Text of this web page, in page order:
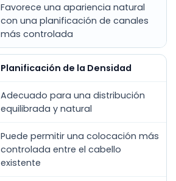
Favorece una apariencia natural
con una planificación de canales
más controlada
Planificación de la Densidad
Adecuado para una distribución
equilibrada y natural
Puede permitir una colocación más
controlada entre el cabello
existente